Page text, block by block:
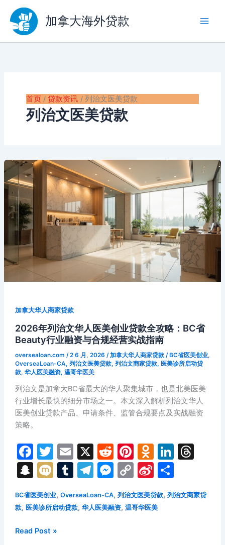
容
加拿大海外贷款
首页 贷款资讯 列治文医美贷款
列治文医美贷款
加拿大华人商家贷款
2026年列治文华人医美创业贷款全攻略：BC省
Beauty行业融资与合规经营实战指南
oversealoan.com /2 6 月, 2026 /加拿大华人商家贷款/BC省医美创业,
OverseaLoan-CA, 列治文医美贷款, 列治文商家贷款, 医美诊所启动贷
款, 华人医美融资, 温哥华医美
列治文是加拿大BC省最大的华人聚集城市，也是北美医美
行业增长最快的细分市场之一。本文深入解析列治文华人
医美创业贷款产品、申请条件、监管合规要点及实战融资
策略。
F
a
c
e
b
o
T
w
itt
er
E
m
ai
l
X R
e
d
di
t
Pi
nt
er
e
st
O
d
n
o
kl
Li
n
k
e
T
a
S
n
a
c
M
ix
i
T
m
bl
T
e
M
s
s
C
o
p
Si
n
a
分
享
BC省医美创业, OverseaLoan-CA, 列治文医美贷款, 列治文商家贷
款, 医美诊所启动贷款, 华人医美融资, 温哥华医美
2026
Read Post »